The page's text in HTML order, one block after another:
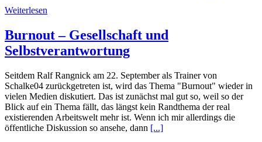
Weiterlesen
Burnout – Gesellschaft und
Selbstverantwortung
Seitdem Ralf Rangnick am 22. September als Trainer von
Schalke04 zurückgetreten ist, wird das Thema "Burnout" wieder in
vielen Medien diskutiert. Das ist zunächst mal gut so, weil so der
Blick auf ein Thema fällt, das längst kein Randthema der real
existierenden Arbeitswelt mehr ist. Wenn ich mir allerdings die
öffentliche Diskussion so ansehe, dann [...]